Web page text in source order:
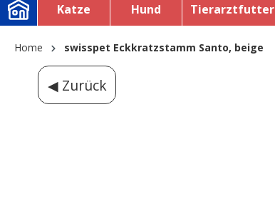
Katze Hund Tierarztfutter
Home swisspet Eckkratzstamm Santo, beige
◀ Zurück